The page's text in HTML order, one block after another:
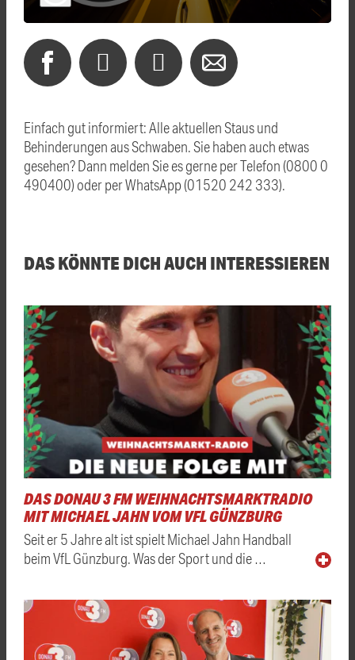
Einfach gut informiert: Alle aktuellen Staus und
Behinderungen aus Schwaben. Sie haben auch etwas
gesehen? Dann melden Sie es gerne per Telefon (0800 0
490400) oder per WhatsApp (01520 242 333).
DAS KÖNNTE DICH AUCH INTERESSIEREN
DAS DONAU 3 FM WEIHNACHTSMARKTRADIO
MIT MICHAEL JAHN VOM VFL GÜNZBURG
Seit er 5 Jahre alt ist spielt Michael Jahn Handball
beim VfL Günzburg. Was der Sport und die …